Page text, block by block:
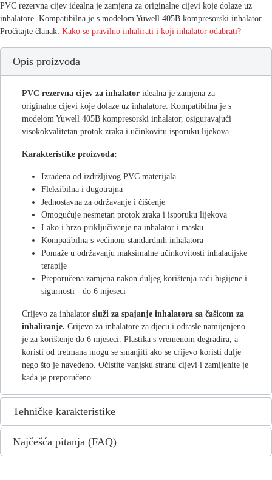
PVC rezervna cijev idealna je zamjena za originalne cijevi koje dolaze uz
inhalatore. Kompatibilna je s modelom Yuwell 405B kompresorski inhalator.
Pročitajte članak: Kako se pravilno inhalirati i koji inhalator odabrati?
Opis proizvoda
PVC rezervna cijev za inhalator idealna je zamjena za
originalne cijevi koje dolaze uz inhalatore. Kompatibilna je s
modelom Yuwell 405B kompresorski inhalator, osiguravajući
visokokvalitetan protok zraka i učinkovitu isporuku lijekova.
Karakteristike proizvoda:
Izrađena od izdržljivog PVC materijala
Fleksibilna i dugotrajna
Jednostavna za održavanje i čišćenje
Omogućuje nesmetan protok zraka i isporuku lijekova
Lako i brzo priključivanje na inhalator i masku
Kompatibilna s većinom standardnih inhalatora
Pomaže u održavanju maksimalne učinkovitosti inhalacijske
terapije
Preporučena zamjena nakon duljeg korištenja radi higijene i
sigurnosti - do 6 mjeseci
Crijevo za inhalator služi za spajanje inhalatora sa čašicom za
inhaliranje. Crijevo za inhalatore za djecu i odrasle namijenjeno
je za korištenje do 6 mjeseci. Plastika s vremenom degradira, a
koristi od tretmana mogu se smanjiti ako se crijevo koristi dulje
nego što je navedeno. Očistite vanjsku stranu cijevi i zamijenite je
kada je preporučeno.
Tehničke karakteristike
Najčešća pitanja (FAQ)